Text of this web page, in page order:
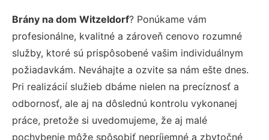
Brány na dom Witzeldorf? Ponúkame vám
profesionálne, kvalitné a zároveň cenovo rozumné
služby, ktoré sú prispôsobené vašim individuálnym
požiadavkám. Neváhajte a ozvite sa nám ešte dnes.
Pri realizácií služieb dbáme nielen na precíznosť a
odbornosť, ale aj na dôslednú kontrolu vykonanej
práce, pretože si uvedomujeme, že aj malé
pochybenie môže spôsobiť nepríjemné a zbytočné